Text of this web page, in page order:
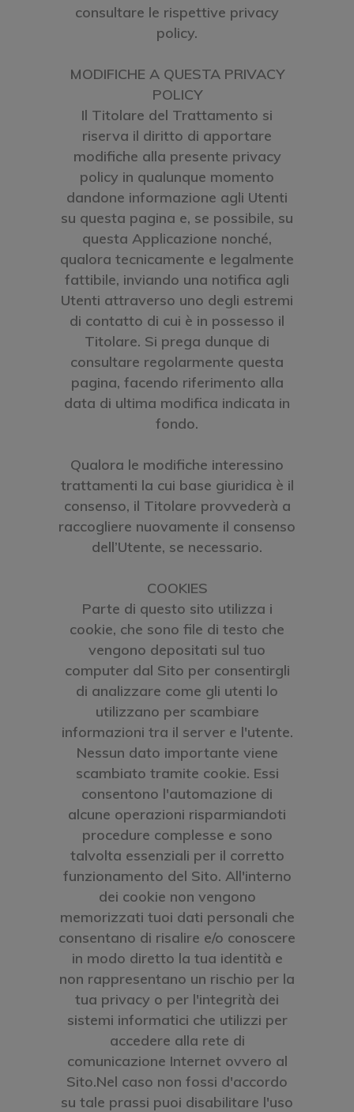
consultare le rispettive privacy
policy.
MODIFICHE A QUESTA PRIVACY
POLICY
Il Titolare del Trattamento si
riserva il diritto di apportare
modifiche alla presente privacy
policy in qualunque momento
dandone informazione agli Utenti
su questa pagina e, se possibile, su
questa Applicazione nonché,
qualora tecnicamente e legalmente
fattibile, inviando una notifica agli
Utenti attraverso uno degli estremi
di contatto di cui è in possesso il
Titolare. Si prega dunque di
consultare regolarmente questa
pagina, facendo riferimento alla
data di ultima modifica indicata in
fondo.
Qualora le modifiche interessino
trattamenti la cui base giuridica è il
consenso, il Titolare provvederà a
raccogliere nuovamente il consenso
dell’Utente, se necessario.
COOKIES
Parte di questo sito utilizza i
cookie, che sono file di testo che
vengono depositati sul tuo
computer dal Sito per consentirgli
di analizzare come gli utenti lo
utilizzano per scambiare
informazioni tra il server e l'utente.
Nessun dato importante viene
scambiato tramite cookie. Essi
consentono l'automazione di
alcune operazioni risparmiandoti
procedure complesse e sono
talvolta essenziali per il corretto
funzionamento del Sito. All'interno
dei cookie non vengono
memorizzati tuoi dati personali che
consentano di risalire e/o conoscere
in modo diretto la tua identità e
non rappresentano un rischio per la
tua privacy o per l'integrità dei
sistemi informatici che utilizzi per
accedere alla rete di
comunicazione Internet ovvero al
Sito.Nel caso non fossi d'accordo
su tale prassi puoi disabilitare l'uso